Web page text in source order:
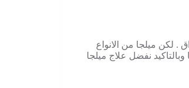
. لكن ميلجا من الانواع
نفضل علاج ميلجا